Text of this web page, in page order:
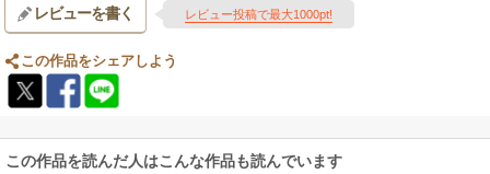
レビューを書く レビュー投稿で最大1000pt!
この作品をシェアしよう
この作品を読んだ人はこんな作品も読んでいます